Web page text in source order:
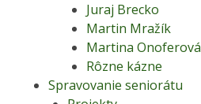
Juraj Brecko
Martin Mražík
Martina Onoferová
Rôzne kázne
Spravovanie seniorátu